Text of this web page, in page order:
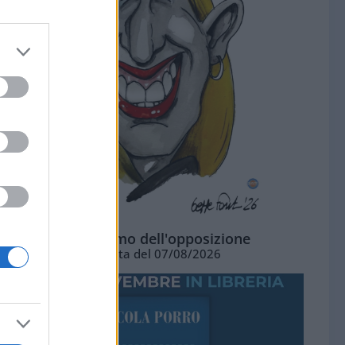
L'ottimismo dell'opposizione
Vignetta del 07/08/2026